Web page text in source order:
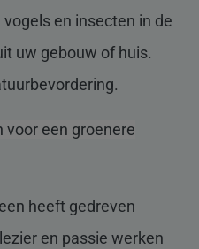
en insecten in de
uw gebouw of huis.
voor een groenere
heeft gedreven
en passie werken